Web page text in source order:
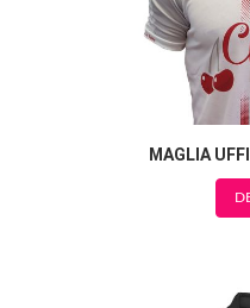
MAGLIA